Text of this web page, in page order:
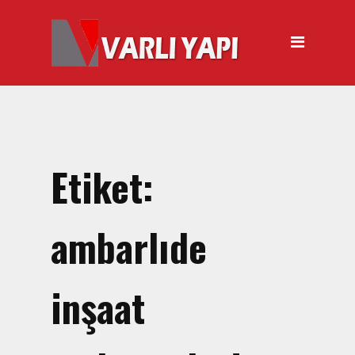
ANASAYFA
HAKKIMIZDA
Tabancası
El Arabası Satışı – Toptan,
Perakende Satış
İnşaat Küreği
Balyoz Malzemesi Satışı
Etiket:
ambarlıde
inşaat